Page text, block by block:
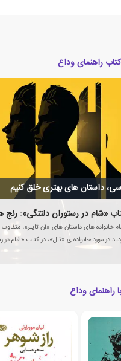
راهنمای وداع
داستان های بهتری خلق کنیم
خانواده های داستان های «آن تایلر»،
در مورد خانواده ی «تال»، در کتاب «شام در
راهنمای وداع